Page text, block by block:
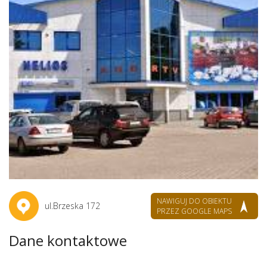
ul.Brzeska 172
NAWIGUJ DO OBIEKTU
PRZEZ GOOGLE MAPS
Dane kontaktowe